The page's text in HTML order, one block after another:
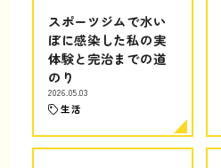
スポーツジムで水い
ぼに感染した私の実
体験と完治までの道
のり
2026.05.03
生活